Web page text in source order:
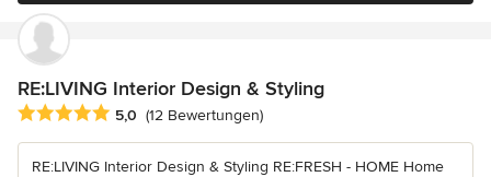
RE:LIVING Interior Design & Styling
Durchschnittliche Bewertung: 5 von 5 Sternen
5,0 (12 Bewertungen)
RE:LIVING Interior Design & Styling RE:FRESH - HOME Home